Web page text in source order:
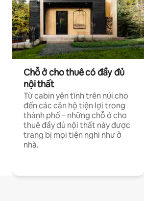
Chỗ ở cho thuê có đầy đủ
nội thất
Từ cabin yên tĩnh trên núi cho
đến các căn hộ tiện lợi trong
thành phố – những chỗ ở cho
thuê đầy đủ nội thất này được
trang bị mọi tiện nghi như ở
nhà.